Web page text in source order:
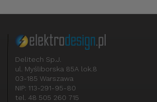
Delitech Sp.J.
ul. Myśliborska 85A lok.8
03-185 Warszawa
NIP: 113-291-95-80
tel. 48 505 260 715